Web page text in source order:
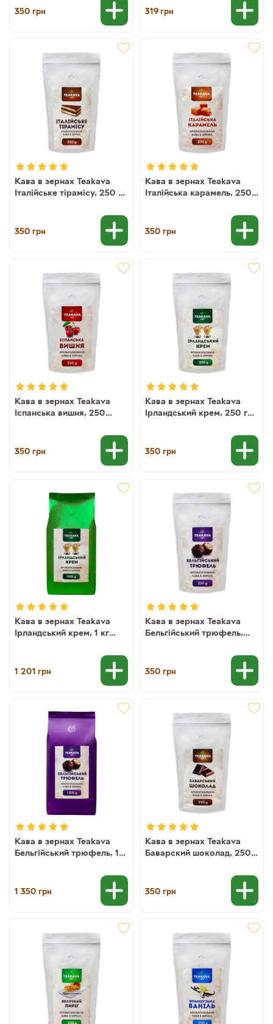
350 грн 319грн
Кава в зернах Teakava
Італійське тірамісу, 250 г
350 грн
Кава в зернах Teakava
Італійська карамель, 250 г
350 грн
Кава в зернах Teakava
Іспанська вишня, 250
350 грн
Кава в зернах Teakava
Ірландський крем, 250 г
350 грн
Кава в зернах Teakava
Ірландський крем, 1 кг
1 201 грн
Кава в зернах Teakava
Бельгійський трюфель,
350 грн
Кава в зернах Teakava
Бельгійський трюфель, 1
1 350 грн
Кава в зернах Teakava
Баварский шоколад, 250 г
350 грн